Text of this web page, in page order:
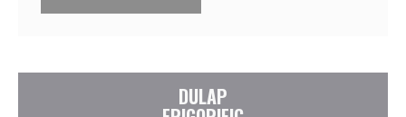
DULAP